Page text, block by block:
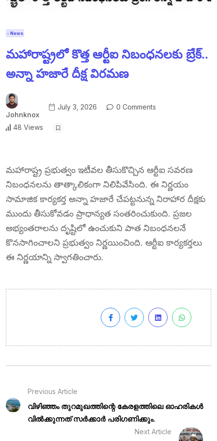
- News
మహారాష్ట్రలో కొత్త ఆర్టీఐ నిబంధనలకు బ్రేక్..
అన్నా హజారే దీక్ష విరమణ
Johnknox
July 3, 2026 0 Comments
48 Views
మహారాష్ట్ర ప్రభుత్వం ఇటీవల తీసుకొచ్చిన ఆర్టీఐ సవరణ
నిబంధనలను తాత్కాలికంగా నిలిపివేసింది. ఈ నిర్ణయం
సామాజిక కార్యకర్త అన్నా హజారే చేపట్టనున్న నిరాహార దీక్షకు
ముందు తీసుకోవడం ప్రాధాన్యత సంతరించుకుంది. ప్రజల
అభ్యంతరాలను దృష్టిలో ఉంచుకుని పాత నిబంధనలనే
కొనసాగించాలని ప్రభుత్వం నిర్ణయించింది. ఆర్టీఐ కార్యకర్తలు
ఈ నిర్ణయాన్ని స్వాగతించారు.
Previous Article
വിഴിഞ്ഞം തുറമുഖത്തിന്റെ കേരളത്തിലെ ഓഹരികൾ
വിൽക്കുന്നത് സർക്കാർ പരിഗണിക്കും.
Next Article